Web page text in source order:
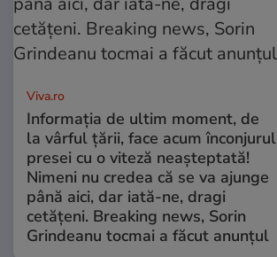
Viva.ro
Informația de ultim moment, de
la vârful țării, face acum înconjurul
presei cu o viteză neașteptată!
Nimeni nu credea că se va ajunge
până aici, dar iată-ne, dragi
cetățeni. Breaking news, Sorin
Grindeanu tocmai a făcut anunțul